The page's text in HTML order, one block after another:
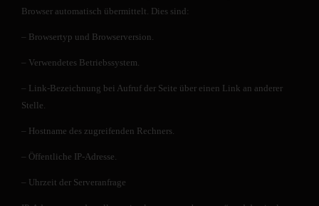
Browser automatisch übermittelt. Dies sind:
– Browsertyp und Browserversion.
– Verwendetes Betriebssystem.
– Link-Bezeichnung bei Aufruf der Seite über einen Link an anderer
Stelle.
– Hostname des zugreifenden Rechners.
– Öffentliche IP-Adresse.
– Uhrzeit der Serveranfrage